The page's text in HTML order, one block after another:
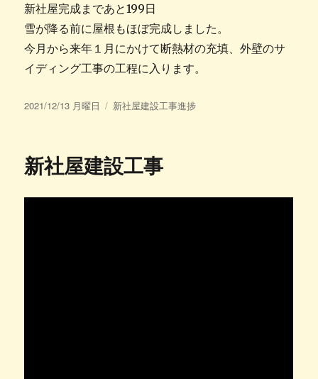
新社屋完成まであと199日
雪が降る前に屋根もほぼ完成しました。
今月から来年１月にかけて断熱材の充填、外壁のサ
イディング工事の工程に入ります。
投
2021/12/13 月曜日
カ
ー
新社屋建設工事進捗
新社屋建設工事